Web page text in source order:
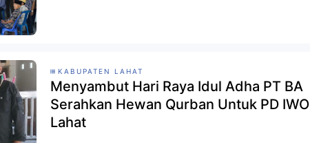
KABUPATEN LAHAT
Menyambut Hari Raya Idul Adha PT BA
Serahkan Hewan Qurban Untuk PD IWO
Lahat